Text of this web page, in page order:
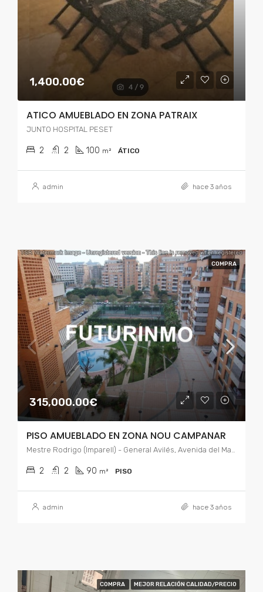
1,400.00€
ATICO AMUEBLADO EN ZONA PATRAIX
JUNTO HOSPITAL PESET
2 2 100 m² ÁTICO
admin hace 3 años
COMPRA
315,000.00€
PISO AMUEBLADO EN ZONA NOU CAMPANAR
Mestre Rodrigo (Imparell) - General Avilés, Avenida del Maestro Rodrigo, Sant Pau, Campanar, Valencia, Comarca de Valencia, Valencia, Comunidad Valenciana, 16015, España
2 2 90 m² PISO
admin hace 3 años
COMPRA MEJOR RELACIÓN CALIDAD/PRECIO